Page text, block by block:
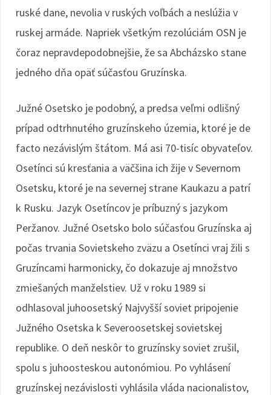
ruské dane, nevolia v ruských voľbách a neslúžia v
ruskej armáde. Napriek všetkým rezolúciám OSN je
čoraz nepravdepodobnejšie, že sa Abcházsko stane
jedného dňa opäť súčasťou Gruzínska.
Južné Osetsko je podobný, a predsa veľmi odlišný
prípad odtrhnutého gruzínskeho územia, ktoré je de
facto nezávislým štátom. Má asi 70-tisíc obyvateľov.
Osetínci sú kresťania a väčšina ich žije v Severnom
Osetsku, ktoré je na severnej strane Kaukazu a patrí
k Rusku. Jazyk Osetíncov je príbuzný s jazykom
Peržanov. Južné Osetsko bolo súčasťou Gruzínska aj
počas trvania Sovietskeho zväzu a Osetínci vraj žili s
Gruzíncami harmonicky, čo dokazuje aj množstvo
zmiešaných manželstiev. Už v roku 1989 si
odhlasoval juhoosetský Najvyšší soviet pripojenie
Južného Osetska k Severoosetskej sovietskej
republike. O deň neskôr to gruzínsky soviet zrušil,
spolu s juhoosteskou autonómiou. Po vyhlásení
gruzínskej nezávislosti vyhlásila vláda nacionalistov,